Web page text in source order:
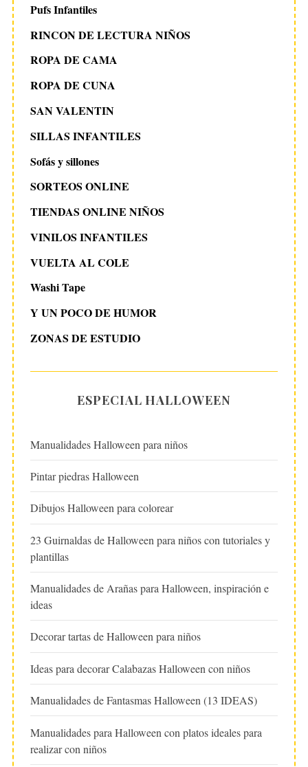
Pufs Infantiles
RINCON DE LECTURA NIÑOS
ROPA DE CAMA
ROPA DE CUNA
SAN VALENTIN
SILLAS INFANTILES
Sofás y sillones
SORTEOS ONLINE
TIENDAS ONLINE NIÑOS
VINILOS INFANTILES
VUELTA AL COLE
Washi Tape
Y UN POCO DE HUMOR
ZONAS DE ESTUDIO
ESPECIAL HALLOWEEN
Manualidades Halloween para niños
Pintar piedras Halloween
Dibujos Halloween para colorear
23 Guirnaldas de Halloween para niños con tutoriales y
plantillas
Manualidades de Arañas para Halloween, inspiración e
ideas
Decorar tartas de Halloween para niños
Ideas para decorar Calabazas Halloween con niños
Manualidades de Fantasmas Halloween (13 IDEAS)
Manualidades para Halloween con platos ideales para
realizar con niños